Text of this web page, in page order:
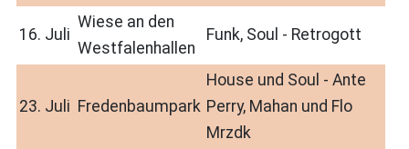
16. Juli
Wiese an den
Westfalenhallen
Funk, Soul - Retrogott
23. Juli Fredenbaumpark
House und Soul - Ante
Perry, Mahan und Flo
Mrzdk